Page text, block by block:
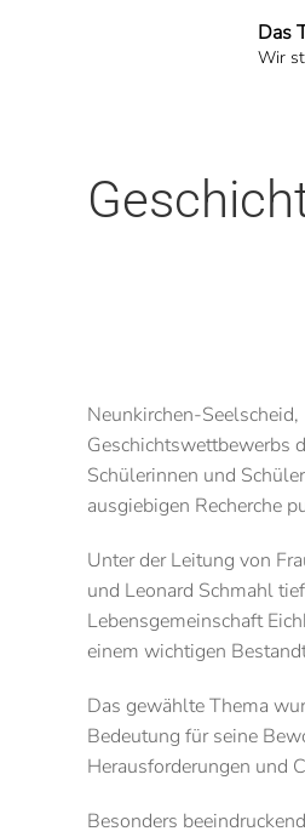
Zum Hauptinhalt springen
Das
Wir
Neunkirchen-
Geschichtswettbewerbs
Schülerinnen und
ausgiebigen Recherche
Unter der Leitung von
und Leonard Schmahl
Lebensgemeinschaft
einem wichtigen
Das gewählte Thema
Bedeutung für seine
Herausforderungen und
Besonders